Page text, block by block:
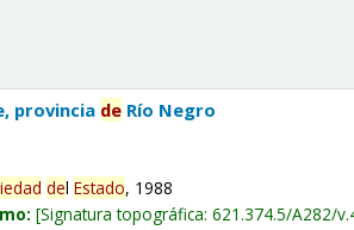
provincia de Río Negro
delEstado, 1988
Signatura topográfica:621.374.5/A282/